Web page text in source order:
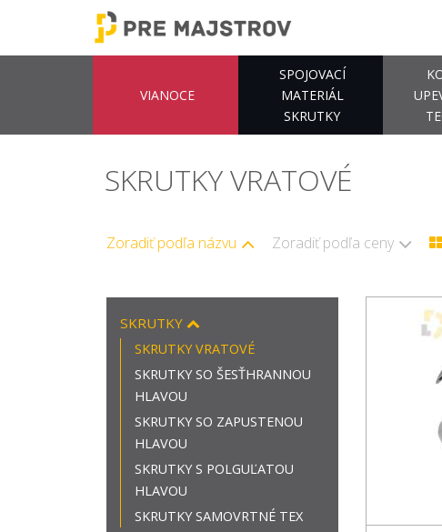
VIANOCE
SPOJOVACÍ
MATERIÁL
SKRUTKY
SKRUTKY VRATOVÉ
Zoradiť podľa názvu Zoradiť podľa ceny
SKRUTKY
SKRUTKY VRATOVÉ
SKRUTKY SO ŠESŤHRANNOU
HLAVOU
SKRUTKY SO ZAPUSTENOU
HLAVOU
SKRUTKY S POLGUĽATOU
HLAVOU
SKRUTKY SAMOVRTNÉ TEX